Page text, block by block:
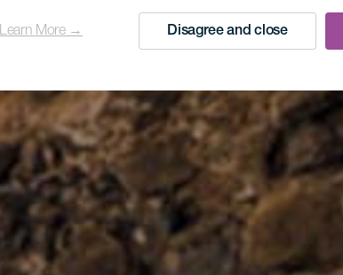
Learn More → Disagree and close